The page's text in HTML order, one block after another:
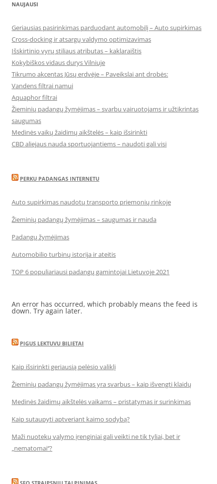
NAUJAUSI
Geriausias pasirinkimas parduodant automobilį – Auto supirkimas
Cross-docking ir atsargų valdymo optimizavimas
Išskirtinio vyrų stiliaus atributas – kaklaraištis
Kokybiškos vidaus durys Vilniuje
Tikrumo akcentas Jūsų erdvėje – Paveikslai ant drobės:
Vandens filtrai namui
Aquaphor filtrai
Žieminių padangų žymėjimas – svarbu vairuotojams ir užtikrintas
saugumas
Medinės vaikų žaidimų aikštelės – kaip išsirinkti
CBD aliejaus nauda sportuojantiems – naudoti gali visi
PERKU PADANGAS INTERNETU
Auto supirkimas naudotų transporto priemonių rinkoje
Žieminių padangų žymėjimas – saugumas ir nauda
Padangų žymėjimas
Automobilio turbinų istorija ir ateitis
TOP 6 populiariausi padangų gamintojai Lietuvoje 2021
An error has occurred, which probably means the feed is
down. Try again later.
PIGUS LEKTUVU BILIETAI
Kaip išsirinkti geriausią pelėsio valiklį
Žieminių padangų žymėjimas yra svarbus – kaip išvengti klaidų
Medinės žaidimų aikštelės vaikams – pristatymas ir surinkimas
Kaip sutaupyti aptveriant kaimo sodybą?
Maži nuotekų valymo įrenginiai gali veikti ne tik tyliai, bet ir
„nematomai‘‘?